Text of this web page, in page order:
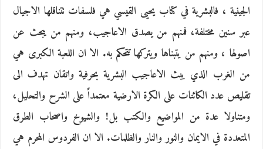
الجينية ، فالبشرية في كتاب يحيى القيسي هي فلسفات تتناقلها الاجيال
عبر سنين مختلفة، فمنهم من يصدق الاعاجيب، ومنهم من يبحث عن
اصولها ، ومنهم من يتبناها ويتركها تتحكم به. الا ان اللعبة الكبرى هي
من الغرب الذي يبث الاعاجيب البشرية بحرفية واتقان تهدف الى
تقليص عدد الكائنات على الكرة الارضية معتمداً على الشرح والتحليل،
ومتناولا عدة من المواضيع والكتب بل! والشيوخ واصحاب الطرق
المتعددة في الايمان والنور والنار والظلمات. الا ان الفردوس المحرم هي